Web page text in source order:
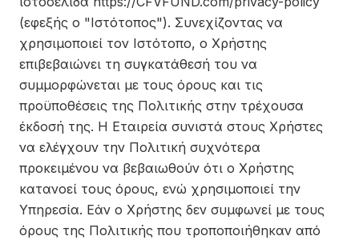
(εφεξής ο "Ιστότοπος"). Συνεχίζοντας να
χρησιμοποιεί τον Ιστότοπο, ο Χρήστης
επιβεβαιώνει τη συγκατάθεσή του να
συμμορφώνεται με τους όρους και τις
προϋποθέσεις της Πολιτικής στην τρέχουσα
έκδοσή της. Η Εταιρεία συνιστά στους Χρήστες
να ελέγχουν την Πολιτική συχνότερα
προκειμένου να βεβαιωθούν ότι ο Χρήστης
κατανοεί τους όρους, ενώ χρησιμοποιεί την
Υπηρεσία. Εάν ο Χρήστης δεν συμφωνεί με τους
όρους της Πολιτικής που τροποποιήθηκαν από